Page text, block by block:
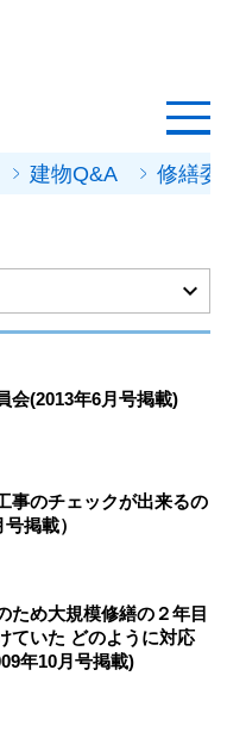
会社
無料相談
建物Q&A 修繕委
会(2013年6月号掲載)
事のチェックが出来るの
掲載）
ため大規模修繕の２年目
ていた どのように対応
年10月号掲載)